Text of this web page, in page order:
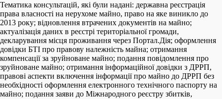
Тематика консультацій, які були надані: державна реєстрація
права власності на нерухоме майно, право на яке виникло до
2013 року; відновлення втрачених документів на майно;
актуалізація даних в реєстрі територіальної громади,
декларування місця проживання через Портал.Дія; оформлення
довідки БТІ про правову належність майна; отримання
компенсації за зруйноване майно; подання повідомлення про
зруйноване майно; отримання інформаційної довідки з ДРРП,
правові аспекти включення інформації про майно до ДРРП без
необхідності оформлення електронного технічного паспорту на
майно; подання заяви до Міжнародного реєстру збитків,